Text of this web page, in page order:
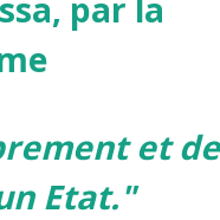
par la
et de
Etat."